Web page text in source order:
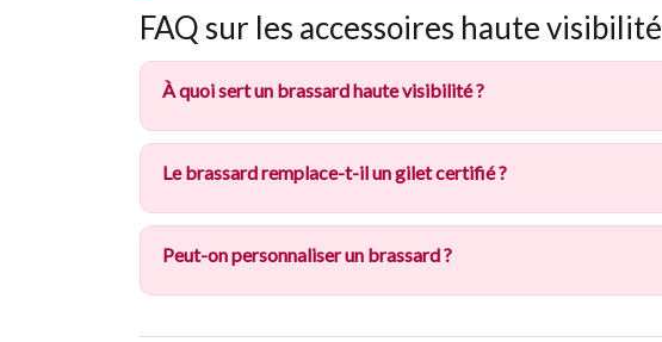
FAQ sur les accessoires haute visibilité
À quoi sert un brassard haute visibilité ?
Le brassard remplace-t-il un gilet certifié ?
Peut-on personnaliser un brassard ?